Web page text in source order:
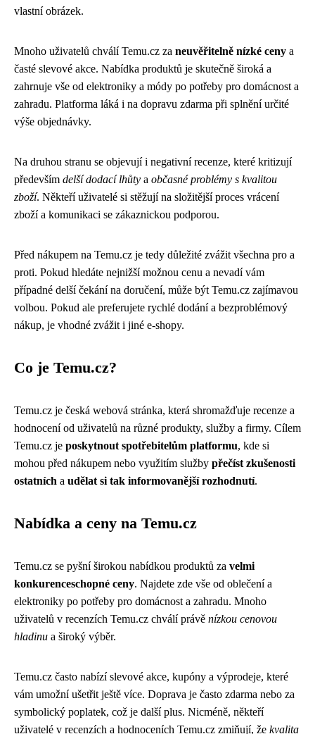
vlastní obrázek.
Mnoho uživatelů chválí Temu.cz za neuvěřitelně nízké ceny a
časté slevové akce. Nabídka produktů je skutečně široká a
zahrnuje vše od elektroniky a módy po potřeby pro domácnost a
zahradu. Platforma láká i na dopravu zdarma při splnění určité
výše objednávky.
Na druhou stranu se objevují i negativní recenze, které kritizují
především delší dodací lhůty a občasné problémy s kvalitou
zboží. Někteří uživatelé si stěžují na složitější proces vrácení
zboží a komunikaci se zákaznickou podporou.
Před nákupem na Temu.cz je tedy důležité zvážit všechna pro a
proti. Pokud hledáte nejnižší možnou cenu a nevadí vám
případné delší čekání na doručení, může být Temu.cz zajímavou
volbou. Pokud ale preferujete rychlé dodání a bezproblémový
nákup, je vhodné zvážit i jiné e-shopy.
Co je Temu.cz?
Temu.cz je česká webová stránka, která shromažďuje recenze a
hodnocení od uživatelů na různé produkty, služby a firmy. Cílem
Temu.cz je poskytnout spotřebitelům platformu, kde si
mohou před nákupem nebo využitím služby přečíst zkušenosti
ostatních a udělat si tak informovanější rozhodnutí.
Nabídka a ceny na Temu.cz
Temu.cz se pyšní širokou nabídkou produktů za velmi
konkurenceschopné ceny. Najdete zde vše od oblečení a
elektroniky po potřeby pro domácnost a zahradu. Mnoho
uživatelů v recenzích Temu.cz chválí právě nízkou cenovou
hladinu a široký výběr.
Temu.cz často nabízí slevové akce, kupóny a výprodeje, které
vám umožní ušetřit ještě více. Doprava je často zdarma nebo za
symbolický poplatek, což je další plus. Nicméně, někteří
uživatelé v recenzích a hodnoceních Temu.cz zmiňují, že kvalita